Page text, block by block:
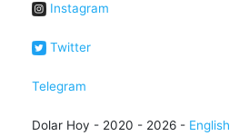
Instagram
Twitter
Telegram
Dolar Hoy - 2020 - 2026 - English